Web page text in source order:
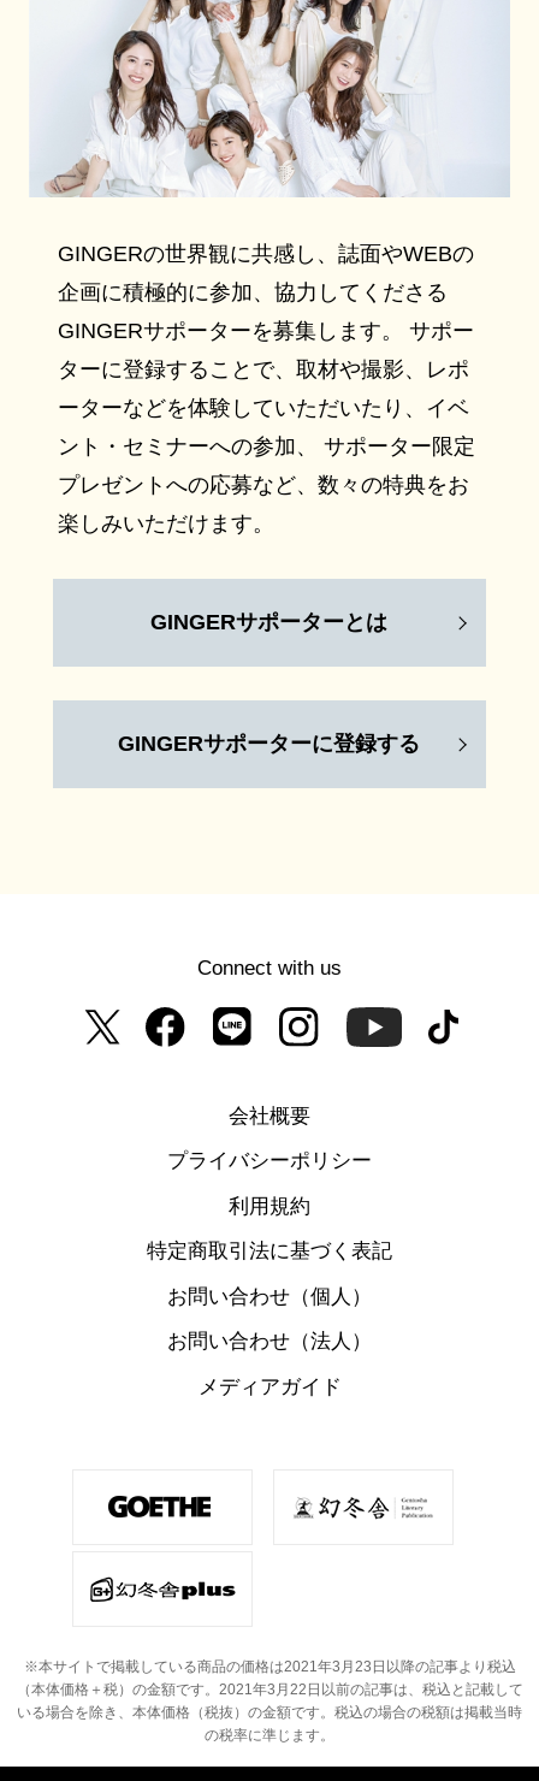
GINGERの世界観に共感し、誌面やWEBの
企画に積極的に参加、協力してくださる
GINGERサポーターを募集します。 サポー
ターに登録することで、取材や撮影、レポ
ーターなどを体験していただいたり、イベ
ント・セミナーへの参加、 サポーター限定
プレゼントへの応募など、数々の特典をお
楽しみいただけます。
GINGERサポーターとは
GINGERサポーターに登録する
Connect with us
会社概要
プライバシーポリシー
利用規約
特定商取引法に基づく表記
お問い合わせ（個人）
お問い合わせ（法人）
メディアガイド
※本サイトで掲載している商品の価格は2021年3月23日以降の記事より税込
（本体価格＋税）の金額です。 2021年3月22日以前の記事は、税込と記載して
いる場合を除き、本体価格（税抜）の金額です。 税込の場合の税額は掲載当時
の税率に準じます。